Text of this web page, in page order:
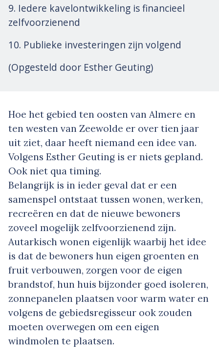
9. Iedere kavelontwikkeling is financieel
zelfvoorzienend
10. Publieke investeringen zijn volgend
(Opgesteld door Esther Geuting)
Hoe het gebied ten oosten van Almere en
ten westen van Zeewolde er over tien jaar
uit ziet, daar heeft niemand een idee van.
Volgens Esther Geuting is er niets gepland.
Ook niet qua timing.
Belangrijk is in ieder geval dat er een
samenspel ontstaat tussen wonen, werken,
recreëren en dat de nieuwe bewoners
zoveel mogelijk zelfvoorzienend zijn.
Autarkisch wonen eigenlijk waarbij het idee
is dat de bewoners hun eigen groenten en
fruit verbouwen, zorgen voor de eigen
brandstof, hun huis bijzonder goed isoleren,
zonnepanelen plaatsen voor warm water en
volgens de gebiedsregisseur ook zouden
moeten overwegen om een eigen
windmolen te plaatsen.